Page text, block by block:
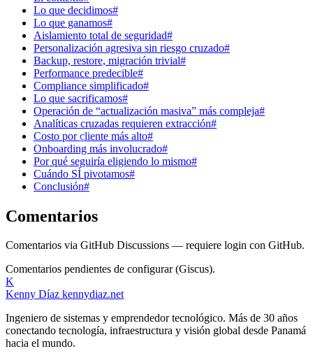
Lo que decidimos#
Lo que ganamos#
Aislamiento total de seguridad#
Personalización agresiva sin riesgo cruzado#
Backup, restore, migración trivial#
Performance predecible#
Compliance simplificado#
Lo que sacrificamos#
Operación de “actualización masiva” más compleja#
Analíticas cruzadas requieren extracción#
Costo por cliente más alto#
Onboarding más involucrado#
Por qué seguiría eligiendo lo mismo#
Cuándo SÍ pivotamos#
Conclusión#
Comentarios
Comentarios via GitHub Discussions — requiere login con GitHub.
Comentarios pendientes de configurar (Giscus).
K
Kenny Díaz kennydiaz.net
Ingeniero de sistemas y emprendedor tecnológico. Más de 30 años
conectando tecnología, infraestructura y visión global desde Panamá
hacia el mundo.